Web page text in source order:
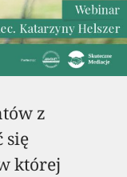
z
się
której